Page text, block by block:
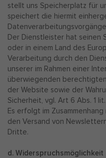
stellt uns Speicherplatz für
speichert die hiermit
Der Dienstleister hat seinen
oder in einem Land des
Verarbeitung durch den
unserer im Rahmen einer
überwiegenden
der Website sowie der
Sicherheit, vgl. Art 6 Abs. 1
Es erfolgt im
den Versand von
Dritte.
d. Widerspruchsmöglichkeit